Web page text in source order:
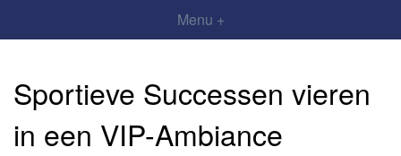
Menu +
Sportieve Successen vieren
in een VIP-Ambiance